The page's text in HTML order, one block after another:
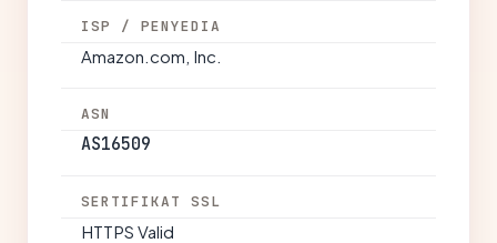
ISP / PENYEDIA
Amazon.com, Inc.
ASN
AS16509
SERTIFIKAT SSL
HTTPS Valid